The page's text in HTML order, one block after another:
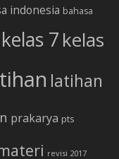
indonesia bahasa
kelas 7kelas
latihan
prakarya pts
revisi 2017